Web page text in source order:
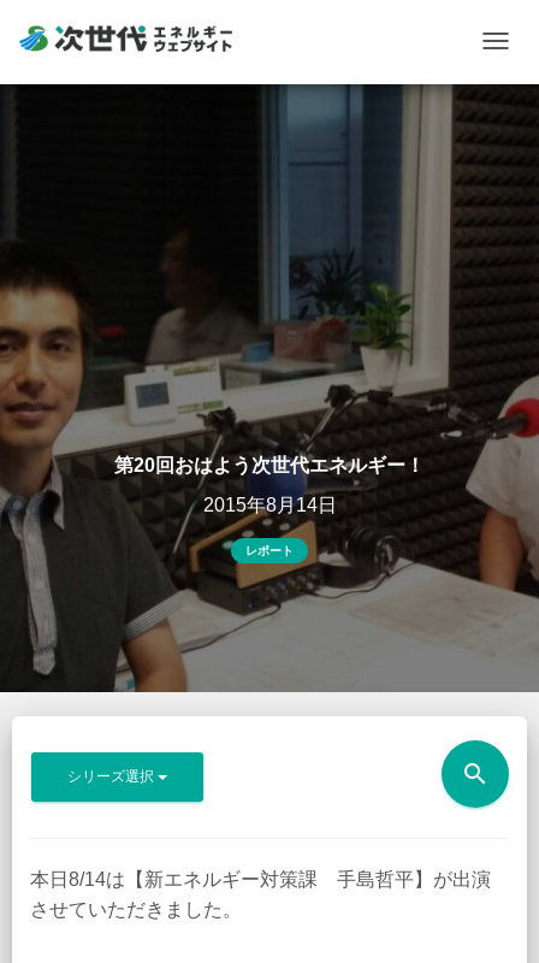
第20回おはよう次世代エネルギー！
2015年8月14日
レポート
シリーズ選択 search
本日8/14は【新エネルギー対策課 手島哲平】が出演
させていただきました。